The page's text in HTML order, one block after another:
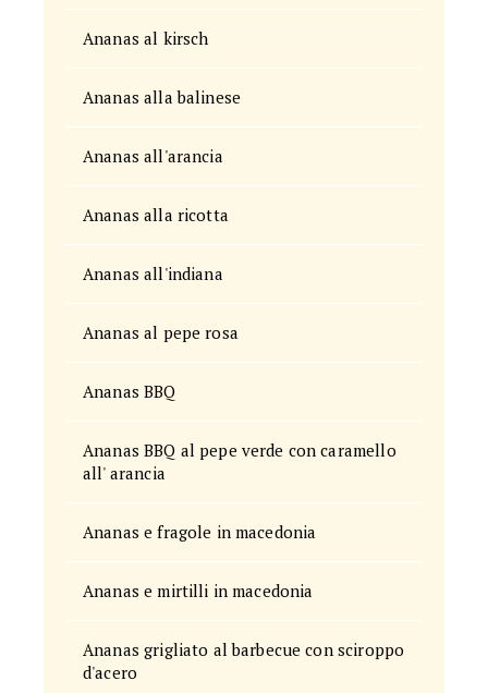
Ananas al kirsch
Ananas alla balinese
Ananas all'arancia
Ananas alla ricotta
Ananas all'indiana
Ananas al pepe rosa
Ananas BBQ
Ananas BBQ al pepe verde con caramello
all' arancia
Ananas e fragole in macedonia
Ananas e mirtilli in macedonia
Ananas grigliato al barbecue con sciroppo
d'acero